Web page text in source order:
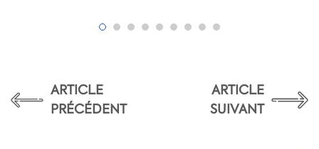
ARTICLE
PRÉCÉDENT
ARTICLE
SUIVANT